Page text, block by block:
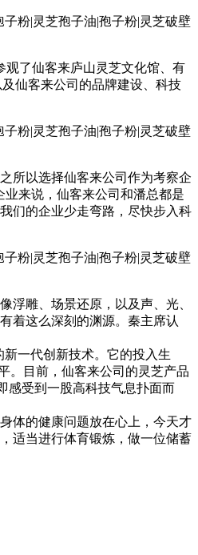
观了仙客来庐山灵芝文化馆、有
仙客来公司的品牌建设、科技
所以选择仙客来公司作为考察企
来说，仙客来公司和潘总都是
们的企业少走弯路，尽快步入科
雕、场景还原，以及声、光、
着这么深刻的渊源。秦主席认
一代创新技术。它的投入生
。目前，仙客来公司的灵芝产品
感受到一股高科技气息扑面而
体的健康问题放在心上，今天才
适当进行体育锻炼，做一位储蓄